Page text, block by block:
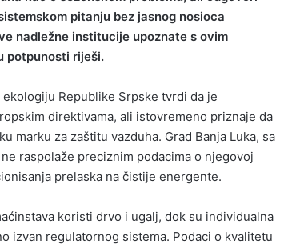
pitanju bez jasnog nosioca
nadležne institucije upoznate s ovim
potpunosti riješi.
Republike Srpske tvrdi da je
direktivama, ali istovremeno priznaje da
za zaštitu vazduha. Grad Banja Luka, sa
raspolaže preciznim podacima o njegovoj
prelaska na čistije energente.
koristi drvo i ugalj, dok su individualna
izvan regulatornog sistema. Podaci o kvalitetu